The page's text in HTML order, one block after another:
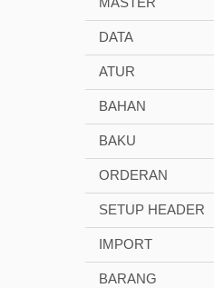
DATA
ATUR
BAHAN
BAKU
ORDERAN
SETUP HEADER
IMPORT
BARANG